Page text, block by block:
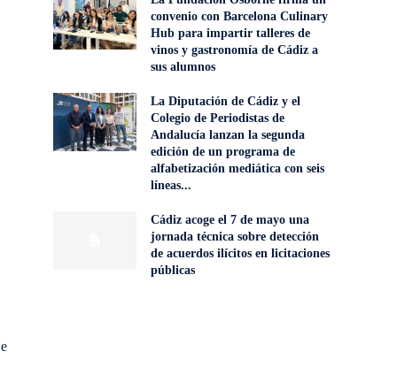
convenio con Barcelona Culinary
Hub para impartir talleres de
vinos y gastronomía de Cádiz a
sus alumnos
La Diputación de Cádiz y el
Colegio de Periodistas de
Andalucía lanzan la segunda
edición de un programa de
alfabetización mediática con seis
líneas...
Cádiz acoge el 7 de mayo una
jornada técnica sobre detección
de acuerdos ilícitos en licitaciones
públicas